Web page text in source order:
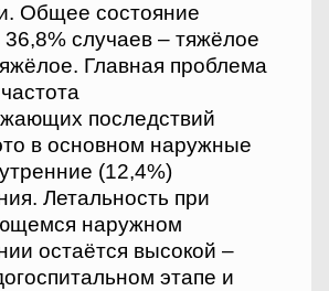
Общее состояние
случаев – тяжёлое
Главная проблема
последствий
в основном наружные
(12,4%)
Летальность при
наружном
остаётся высокой –
этапе и